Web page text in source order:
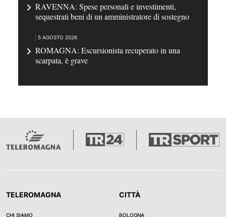
RAVENNA: Spese personali e investimenti,
sequestrati beni di un amministratore di sostegno
5 AGOSTO 2026
ROMAGNA: Escursionista recuperato in una
scarpata, è grave
TELEROMAGNA
CHI SIAMO
CITTÀ
BOLOGNA